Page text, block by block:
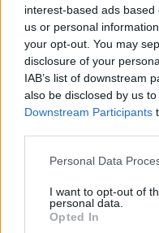
interest-based ads
us or personal
your opt-out. You may
disclosure of your
IAB’s list of downstream
also be disclosed by us
Downstream Participants
Please note that this
not limited to your visit or
grant or deny consent to
use your data for below
Personal Data
I want to opt-out of
personal data.
Opted In